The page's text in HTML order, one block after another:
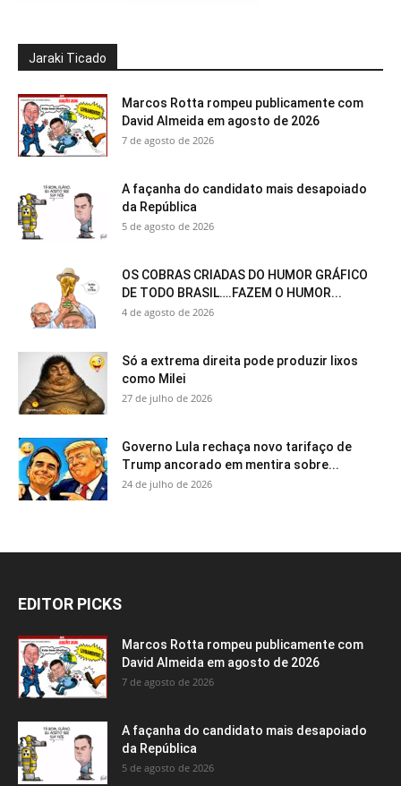
Jaraki Ticado
Marcos Rotta rompeu publicamente com
David Almeida em agosto de 2026
7 de agosto de 2026
A façanha do candidato mais desapoiado
da República
5 de agosto de 2026
OS COBRAS CRIADAS DO HUMOR GRÁFICO
DE TODO BRASIL….FAZEM O HUMOR...
4 de agosto de 2026
Só a extrema direita pode produzir lixos
como Milei
27 de julho de 2026
Governo Lula rechaça novo tarifaço de
Trump ancorado em mentira sobre...
24 de julho de 2026
EDITOR PICKS
Marcos Rotta rompeu publicamente com
David Almeida em agosto de 2026
7 de agosto de 2026
A façanha do candidato mais desapoiado
da República
5 de agosto de 2026